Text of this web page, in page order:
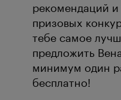
рекомендаций и
призовых
тебе самое
предложить
минимум один
бесплатно!